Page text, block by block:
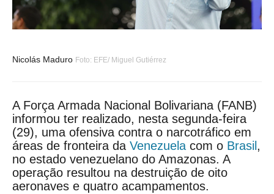
Nicolás Maduro Foto: EFE/ Miguel Gutiérrez
A Força Armada Nacional Bolivariana (FANB)
informou ter realizado, nesta segunda-feira
(29), uma ofensiva contra o narcotráfico em
áreas de fronteira da Venezuela com o Brasil ,
no estado venezuelano do Amazonas. A
operação resultou na destruição de oito
aeronaves e quatro acampamentos.